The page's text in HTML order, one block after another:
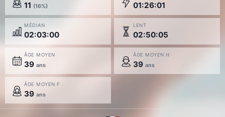
11 (16%) 01:26:01
MÉDIAN
02:03:00
LENT
02:50:05
ÂGE MOYEN
39 ans
ÂGE MOYEN H
39 ans
ÂGE MOYEN F
39 ans